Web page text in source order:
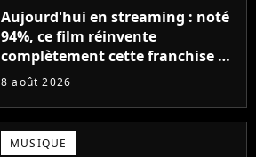
Aujourd'hui en streaming : noté
94%, ce film réinvente
complètement cette franchise de
science-fiction vieille de 40 ans
8 août 2026
MUSIQUE